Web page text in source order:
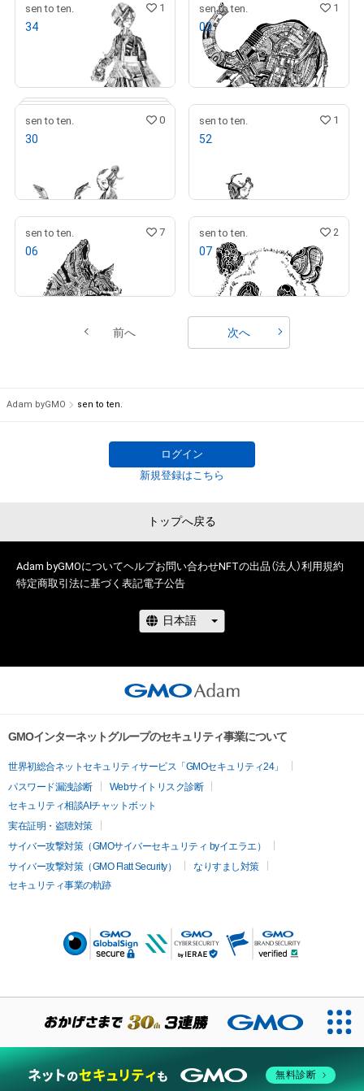
# 1/10
sen to ten. 1
34
売出し（初回販売）
sen to ten. 1
02
¥10,000
売出し（初回販売）
sen to ten. 0
30
売出し（初回販売）
sen to ten. 1
52
sen to ten. 7
06
500,000
sen to ten. 2
07
20,000
前へ 次へ
Adam byGMO sen to ten.
ログイン
新規登録はこちら
トップへ戻る
Adam byGMOについてヘルプお問い合わせNFTの出品（法人）利用規約
特定商取引法に基づく表記電子公告
GMOインターネットグループのセキュリティ事業について
世界初総合ネットセキュリティサービス「GMOセキュリティ24」
パスワード漏洩診断
Webサイトリスク診断
セキュリティ相談AIチャットボット
実在証明・盗聴対策
サイバー攻撃対策（GMOサイバーセキュリティ byイエラエ）
サイバー攻撃対策（GMO Flatt Security）
なりすまし対策
セキュリティ事業の軌跡
無料診断